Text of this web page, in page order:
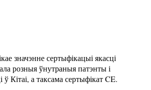
значэнне сертыфікацыі якасці
розныя ўнутраныя патэнты і
ў Кітаі, а таксама сертыфікат CE.